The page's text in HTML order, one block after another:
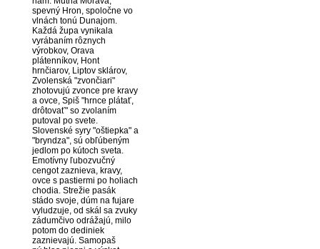
spevný Hron, spoločne vo
vlnách tonú Dunajom.
Každá župa vynikala
vyrábaním rôznych
výrobkov, Orava
plátenníkov, Hont
hrnčiarov, Liptov sklárov,
Zvolenská "zvončiari"
zhotovujú zvonce pre kravy
a ovce, Spiš "hrnce plátať,
drôtovať" so zvolaním
putoval po svete.
Slovenské syry "oštiepka" a
"bryndza", sú obľúbeným
jedlom po kútoch sveta.
Emotívny ľubozvučný
cengot zaznieva, kravy,
ovce s pastiermi po holiach
chodia. Strežie pasák
stádo svoje, dúm na fujare
vyludzuje, od skál sa zvuky
zádumčivo odrážajú, milo
potom do dediniek
zaznievajú. Samopaš